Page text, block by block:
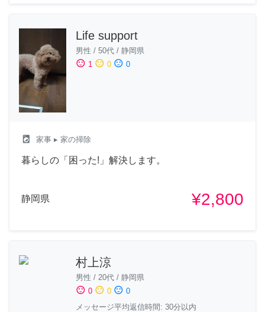
Life support
男性 / 50代 / 静岡県
sentiment_satisfied 1 sentiment_neutral 0 sentiment_dissatisfied 0
local_laundry_service 家事 ▸ 家の掃除
暮らしの「困った!」解決します。
静岡県 ¥2,800
村上涼
男性 / 20代 / 静岡県
sentiment_satisfied 0 sentiment_neutral 0 sentiment_dissatisfied 0
メッセージ平均返信時間: 30分以内